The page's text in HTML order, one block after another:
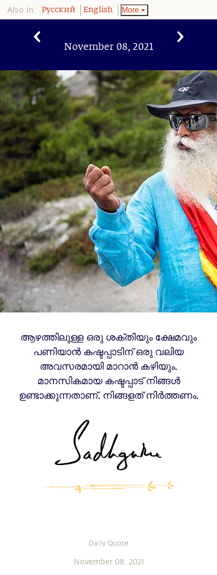
Also in: Pусский English More
November 08, 2021
ആഴത്തിലുള്ള ഒരു ശക്തിയും ക്ഷേമവും
പണിയാൻ കഷ്ടപ്പാടിന് ഒരു വലിയ
അവസരമായി മാറാൻ കഴിയും.
മാനസികമായ കഷ്ടപ്പാട് നിങ്ങൾ
ഉണ്ടാക്കുന്നതാണ്. നിങ്ങളത് നിർത്തണം.
Daily Quote
November 08, 2021